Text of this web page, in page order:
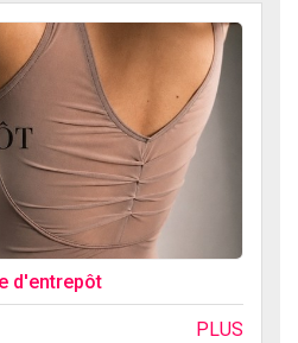
d'entrepôt
PLUS